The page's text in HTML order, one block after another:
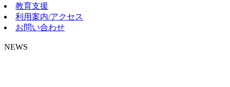
教育支援
利用案内/アクセス
お問い合わせ
NEWS